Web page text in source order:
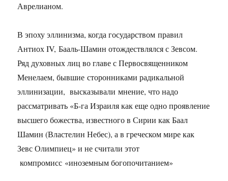
Аврелианом.
В эпоху эллинизма, когда государством правил
Антиох IV, Бааль-Шамин отождествлялся с Зевсом.
Ряд духовных лиц во главе с Первосвященником
Менелаем, бывшие сторонниками радикальной
эллинизации, высказывали мнение, что надо
рассматривать «Б-га Израиля как еще одно проявление
высшего божества, известного в Сирии как Баал
Шамин (Властелин Небес), а в греческом мире как
Зевс Олимпиец» и не считали этот
компромисс «иноземным богопочитанием»